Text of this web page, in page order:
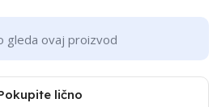
gleda ovaj proizvod
lično